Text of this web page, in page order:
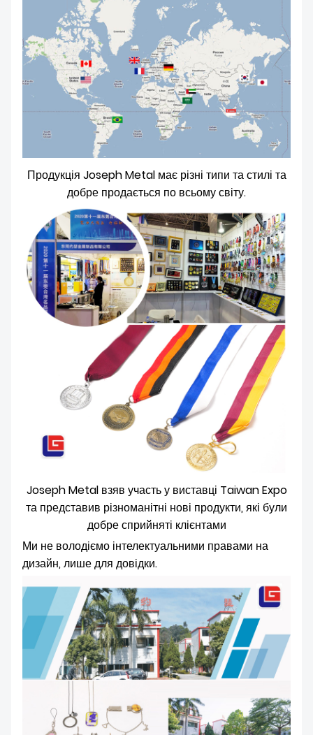
Продукція Joseph Metal має різні типи та стилі та
добре продається по всьому світу.
Joseph Metal взяв участь у виставці Taiwan Expo
та представив різноманітні нові продукти, які були
добре сприйняті клієнтами
Ми не володіємо інтелектуальними правами на
дизайн, лише для довідки.